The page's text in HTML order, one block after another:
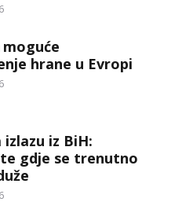
hrane u Evropi
izlazu iz BiH:
gdje se trenutno